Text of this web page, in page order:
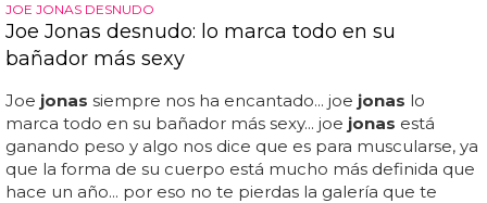
JOE JONAS DESNUDO
Joe Jonas desnudo: lo marca todo en su
bañador más sexy
Joe jonas siempre nos ha encantado... joe jonas lo
marca todo en su bañador más sexy... joe jonas está
ganando peso y algo nos dice que es para muscularse, ya
que la forma de su cuerpo está mucho más definida que
hace un año... por eso no te pierdas la galería que te